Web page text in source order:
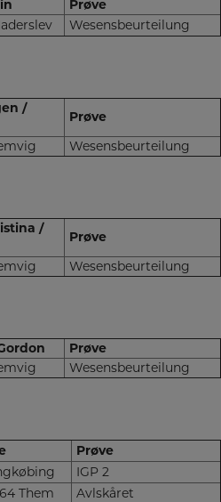
Prøve
Wesensbeurteilung
/
Prøve
Wesensbeurteilung
/
Prøve
Wesensbeurteilung
Prøve
Wesensbeurteilung
Prøve
IGP 2
Them
Avlskåret